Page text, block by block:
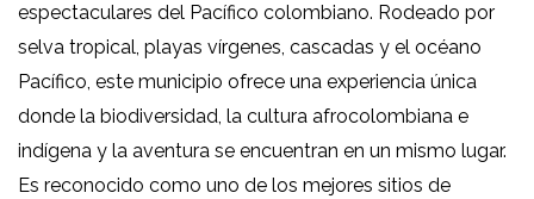
espectaculares del Pacífico colombiano. Rodeado por
selva tropical, playas vírgenes, cascadas y el océano
Pacífico, este municipio ofrece una experiencia única
donde la biodiversidad, la cultura afrocolombiana e
indígena y la aventura se encuentran en un mismo lugar.
Es reconocido como uno de los mejores sitios de